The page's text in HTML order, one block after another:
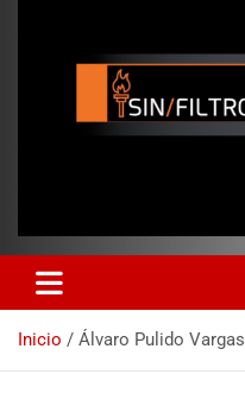
Inicio Álvaro Pulido Vargas